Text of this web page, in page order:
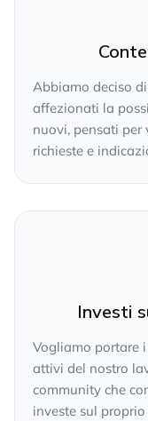
Abbiamo deciso
affezionati la
nuovi, pensati per
richieste e
Investi
Vogliamo portare
attivi del nostro
community che
investe sul